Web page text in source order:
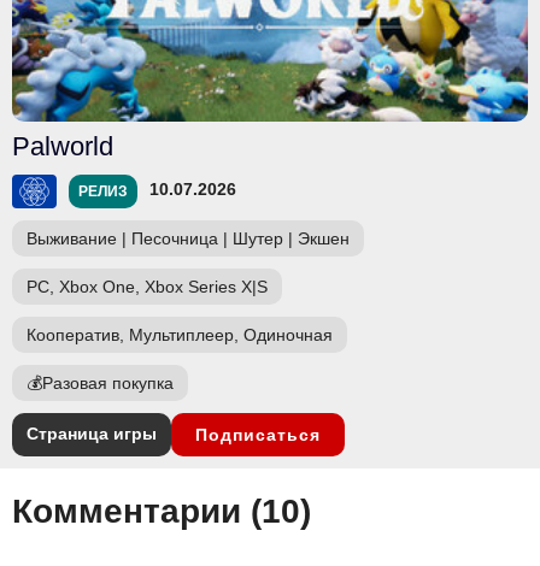
Palworld
РЕЛИЗ 10.07.2026
Выживание | Песочница | Шутер | Экшен
PC, Xbox One, Xbox Series X|S
Кооператив, Мультиплеер, Одиночная
💰Разовая покупка
Страница игры Подписаться
Комментарии (10)